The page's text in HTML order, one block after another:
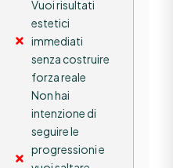
Vuoi risultati
estetici
immediati
senza costruire
forza reale
Non hai
intenzione di
seguire le
progressioni e